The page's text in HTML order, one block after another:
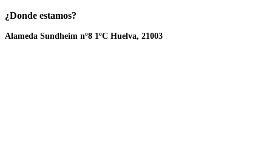
¿Donde estamos?
Alameda Sundheim nº8 1ºC Huelva, 21003